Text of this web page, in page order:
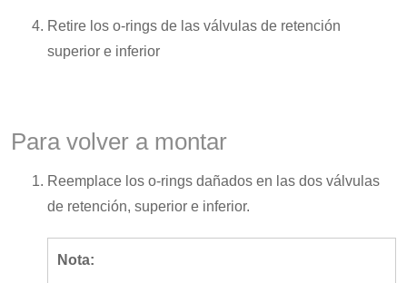
Retire los o-rings de las válvulas de retención
superior e inferior
Para volver a montar
Reemplace los o-rings dañados en las dos válvulas
de retención, superior e inferior.
Nota: